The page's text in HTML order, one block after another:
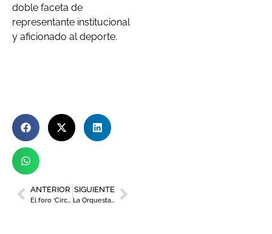
doble faceta de
representante institucional
y aficionado al deporte.
ANTERIOR
El foro ‘Circularmente’ impulsa la economía circular en el tejido empresarial de la Región
SIGUIENTE
La Orquesta Sinfónica de la Región de Murcia cierra su temporada este viernes